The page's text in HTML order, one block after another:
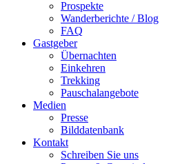
Prospekte
Wanderberichte / Blog
FAQ
Gastgeber
Übernachten
Einkehren
Trekking
Pauschalangebote
Medien
Presse
Bilddatenbank
Kontakt
Schreiben Sie uns